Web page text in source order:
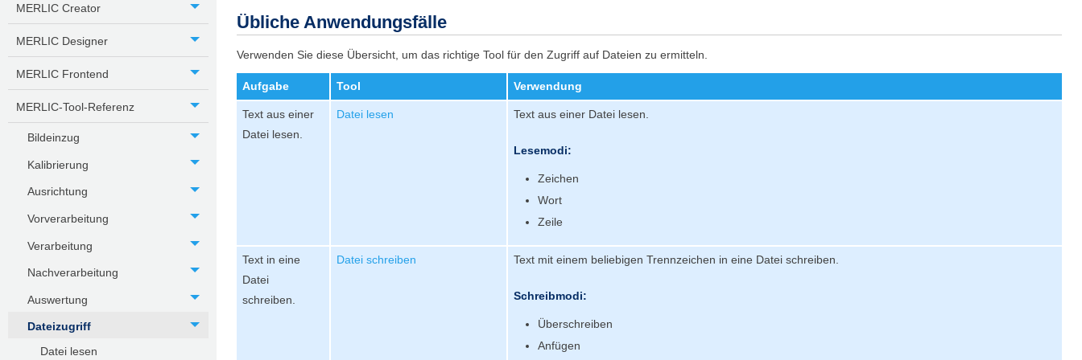
MERLIC Creator
MERLIC Designer
MERLIC Frontend
MERLIC-Tool-Referenz
Bildeinzug
Kalibrierung
Ausrichtung
Vorverarbeitung
Verarbeitung
Nachverarbeitung
Auswertung
Dateizugriff
Datei lesen
Übliche Anwendungsfälle
Verwenden Sie diese Übersicht, um das richtige Tool für den Zugriff auf Dateien zu ermitteln.
Aufgabe Tool Verwendung
Text aus einer
Datei lesen.
Datei lesen Text aus einer Datei lesen.
Lesemodi:
Zeichen
Wort
Zeile
Text in eine
Datei
schreiben.
Datei schreiben Text mit einem beliebigen Trennzeichen in eine Datei schreiben.
Schreibmodi:
Überschreiben
Anfügen